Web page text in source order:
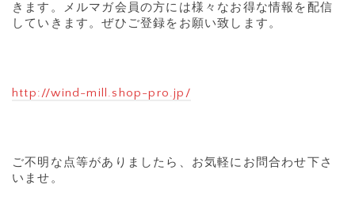
きます。メルマガ会員の方には様々なお得な情報を配信
していきます。ぜひご登録をお願い致します。
http://wind-mill.shop-pro.jp/
ご不明な点等がありましたら、お気軽にお問合わせ下さ
いませ。